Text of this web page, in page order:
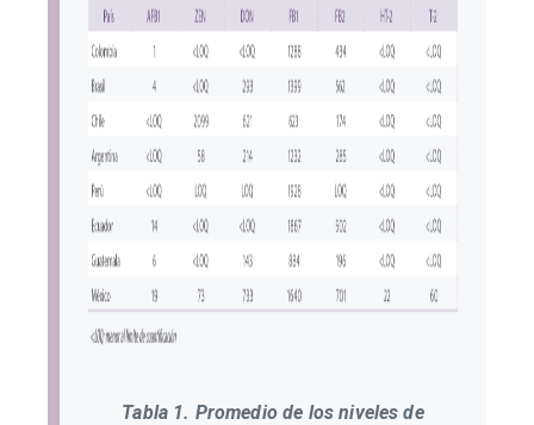
Tabla 1. Promedio de los niveles de